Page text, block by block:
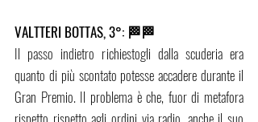
VALTTERI BOTTAS, 3°: 🏁🏁
Il passo indietro richiestogli dalla scuderia era
quanto di più scontato potesse accadere durante il
Gran Premio. Il problema è che, fuor di metafora